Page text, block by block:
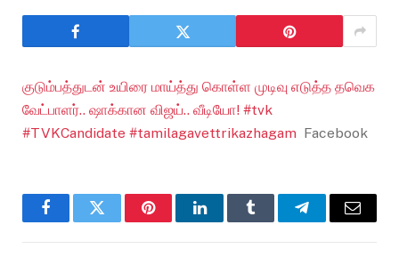
குடும்பத்துடன் உயிரை மாய்த்து கொள்ள முடிவு எடுத்த தவெக
வேட்பாளர்.. ஷாக்கான விஜய்.. வீடியோ! #tvk
#TVKCandidate #tamilagavettrikazhagam Facebook
FacebookTwitter PinterestLinkedInTumblr TelegramEmail